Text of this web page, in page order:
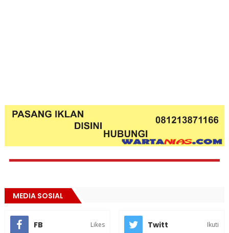
MEDIA SOSIAL
FB Likes Twitt Ikuti